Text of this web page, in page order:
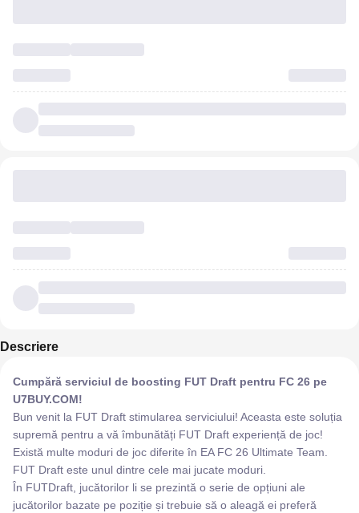
Descriere
Cumpără serviciul de boosting FUT Draft pentru FC 26 pe
U7BUY.COM!
Bun venit la FUT Draft stimularea serviciului! Aceasta este soluția
supremă pentru a vă îmbunătăți FUT Draft experiență de joc!
Există multe moduri de joc diferite în EA FC 26 Ultimate Team.
FUT Draft este unul dintre cele mai jucate moduri.
În FUTDraft, jucătorilor li se prezintă o serie de opțiuni ale
jucătorilor bazate pe poziție și trebuie să o aleagă ei preferă